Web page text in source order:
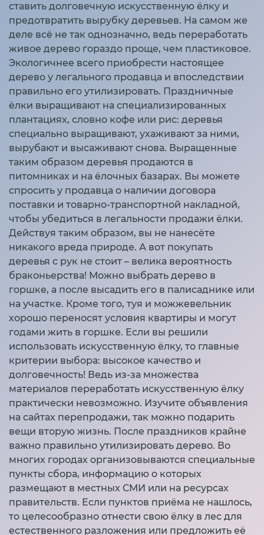
ставить долговечную искусственную ёлку и
предотвратить вырубку деревьев. На самом же
деле всё не так однозначно, ведь переработать
живое дерево гораздо проще, чем пластиковое.
Экологичнее всего приобрести настоящее
дерево у легального продавца и впоследствии
правильно его утилизировать. Праздничные
ёлки выращивают на специализированных
плантациях, словно кофе или рис: деревья
специально выращивают, ухаживают за ними,
вырубают и высаживают снова. Выращенные
таким образом деревья продаются в
питомниках и на ёлочных базарах. Вы можете
спросить у продавца о наличии договора
поставки и товарно-транспортной накладной,
чтобы убедиться в легальности продажи ёлки.
Действуя таким образом, вы не нанесёте
никакого вреда природе. А вот покупать
деревья с рук не стоит – велика вероятность
браконьерства! Можно выбрать дерево в
горшке, а после высадить его в палисаднике или
на участке. Кроме того, туя и можжевельник
хорошо переносят условия квартиры и могут
годами жить в горшке. Если вы решили
использовать искусственную ёлку, то главные
критерии выбора: высокое качество и
долговечность! Ведь из-за множества
материалов переработать искусственную ёлку
практически невозможно. Изучите объявления
на сайтах перепродажи, так можно подарить
вещи вторую жизнь. После праздников крайне
важно правильно утилизировать дерево. Во
многих городах организовываются специальные
пункты сбора, информацию о которых
размещают в местных СМИ или на ресурсах
правительств. Если пунктов приёма не нашлось,
то целесообразно отнести свою ёлку в лес для
естественного разложения или предложить её